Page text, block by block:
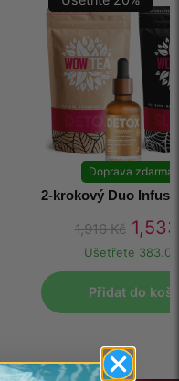
Doprava zdarma
2-krokový Duo
1,916Kč
Ušetřete
Přidat do